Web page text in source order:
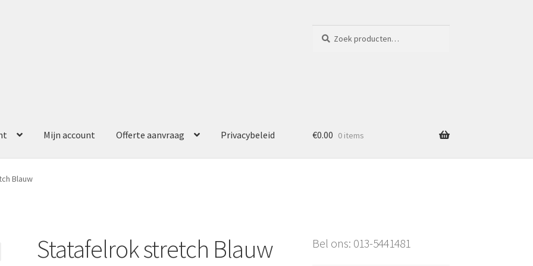
naar:
Mijn account Offerte aanvraag Privacybeleid €0.00 0 items
Blauw
Statafelrok stretch Blauw Bel ons: 013-5441481